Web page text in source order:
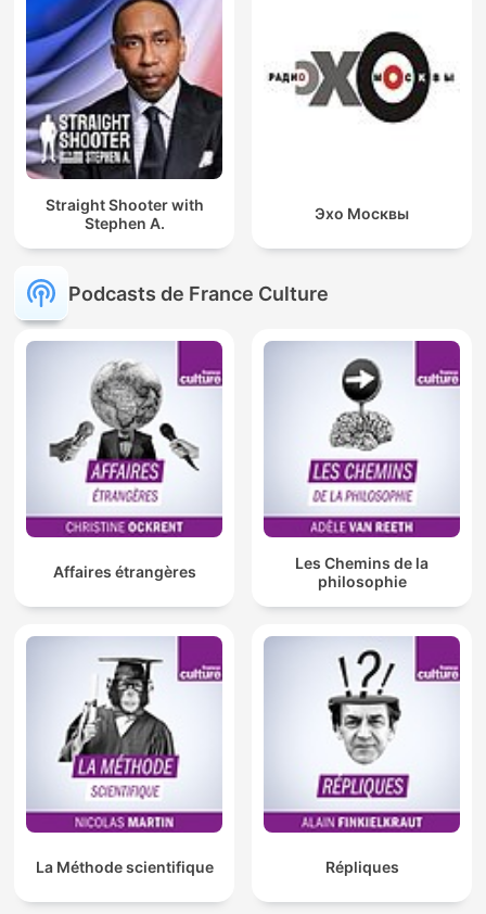
Straight Shooter with
Stephen A.
Эхо Москвы
Podcasts de France Culture
Affaires étrangères
Les Chemins de la
philosophie
La Méthode scientifique Répliques